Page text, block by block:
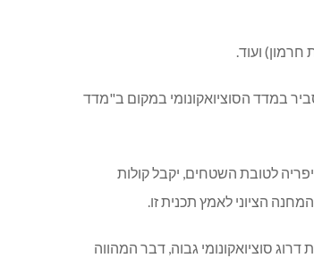
ועוד.
במדד הסוציואקונומי במקום ב"מדד
לטובת השטחים, יקבל קולות
הציוני לאמץ תכנית זו.
סוציואקונומי גבוה, דבר המהווה